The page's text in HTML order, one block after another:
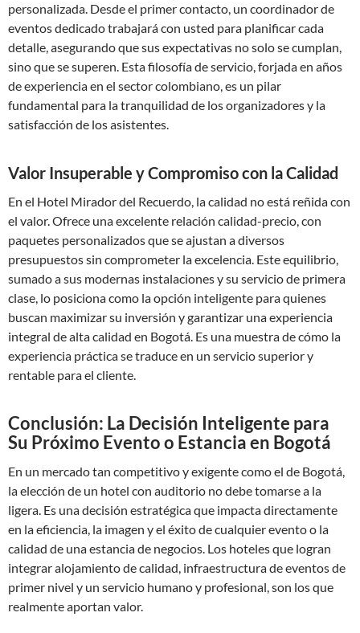
personalizada. Desde el primer contacto, un coordinador de
eventos dedicado trabajará con usted para planificar cada
detalle, asegurando que sus expectativas no solo se cumplan,
sino que se superen. Esta filosofía de servicio, forjada en años
de experiencia en el sector colombiano, es un pilar
fundamental para la tranquilidad de los organizadores y la
satisfacción de los asistentes.
Valor Insuperable y Compromiso con la Calidad
En el Hotel Mirador del Recuerdo, la calidad no está reñida con
el valor. Ofrece una excelente relación calidad-precio, con
paquetes personalizados que se ajustan a diversos
presupuestos sin comprometer la excelencia. Este equilibrio,
sumado a sus modernas instalaciones y su servicio de primera
clase, lo posiciona como la opción inteligente para quienes
buscan maximizar su inversión y garantizar una experiencia
integral de alta calidad en Bogotá. Es una muestra de cómo la
experiencia práctica se traduce en un servicio superior y
rentable para el cliente.
Conclusión: La Decisión Inteligente para
Su Próximo Evento o Estancia en Bogotá
En un mercado tan competitivo y exigente como el de Bogotá,
la elección de un hotel con auditorio no debe tomarse a la
ligera. Es una decisión estratégica que impacta directamente
en la eficiencia, la imagen y el éxito de cualquier evento o la
calidad de una estancia de negocios. Los hoteles que logran
integrar alojamiento de calidad, infraestructura de eventos de
primer nivel y un servicio humano y profesional, son los que
realmente aportan valor.